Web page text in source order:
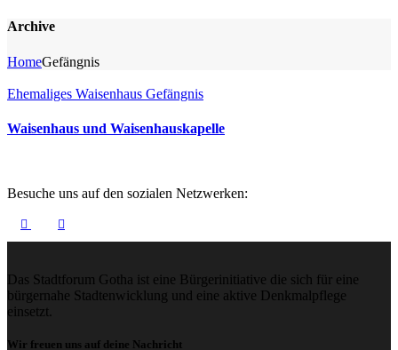
Archive
HomeGefängnis
Ehemaliges Waisenhaus Gefängnis
Waisenhaus und Waisenhauskapelle
Besuche uns auf den sozialen Netzwerken:
Das Stadtforum Gotha ist eine Bürgerinitiative die sich für eine
bürgernahe Stadtenwicklung und eine aktive Denkmalpflege
einsetzt.
Wir freuen uns auf deine Nachricht